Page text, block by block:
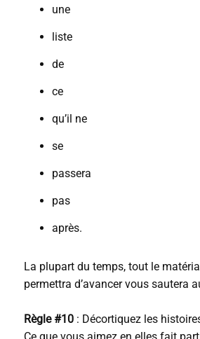
une
liste
de
ce
qu’il ne
se
passera
pas
après.
La plupart du temps, tout le
permettra d’avancer vous sautera
Règle #10: Décortiquez les